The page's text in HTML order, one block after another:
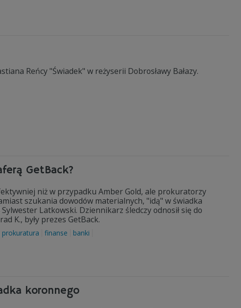
Reńcy "Świadek" w reżyserii Dobrosławy Bałazy.
GetBack?
niż w przypadku Amber Gold, ale prokuratorzy
szukania dowodów materialnych, "idą" w świadka
Latkowski. Dziennikarz śledczy odnosił się do
K., były prezes GetBack.
prokuratura finanse banki
koronnego